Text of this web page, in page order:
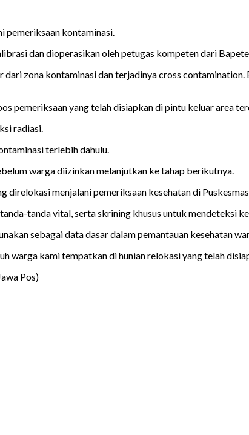
pemeriksaan kontaminasi.
dan dioperasikan oleh petugas kompeten dari
zona kontaminasi dan terjadinya cross contamination.
pemeriksaan yang telah disiapkan di pintu keluar area
radiasi.
terlebih dahulu.
warga diizinkan melanjutkan ke tahap berikutnya.
menjalani pemeriksaan kesehatan di
tanda vital, serta skrining khusus untuk mendeteksi
sebagai data dasar dalam pemantauan kesehatan
warga kami tempatkan di hunian relokasi yang telah
Pos)